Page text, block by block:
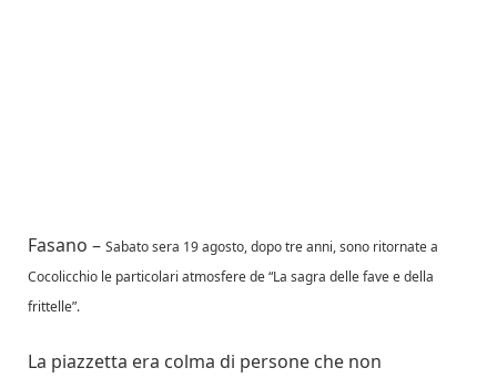
Fasano – Sabato sera 19 agosto, dopo tre anni, sono ritornate a
Cocolicchio le particolari atmosfere de “La sagra delle fave e della
frittelle”.
La piazzetta era colma di persone che non